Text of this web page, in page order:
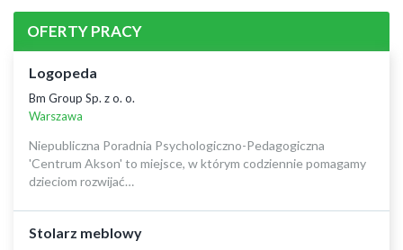
OFERTY PRACY
Logopeda
Bm Group Sp. z o. o.
Warszawa
Niepubliczna Poradnia Psychologiczno-Pedagogiczna
'Centrum Akson' to miejsce, w którym codziennie pomagamy
dzieciom rozwijać…
Stolarz meblowy